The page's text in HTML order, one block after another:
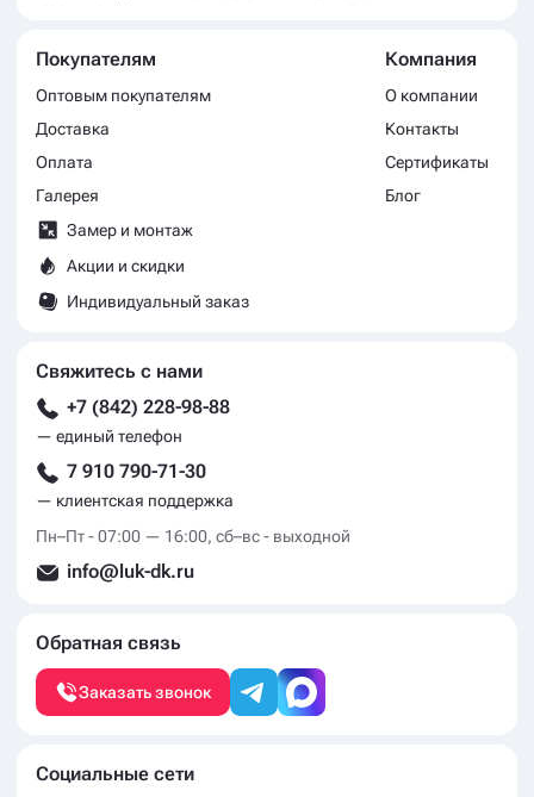
Покупателям
Оптовым покупателям
Доставка
Оплата
Галерея
Замер и монтаж
Акции и скидки
Индивидуальный заказ
Компания
О компании
Контакты
Сертификаты
Блог
Свяжитесь с нами
+7 (842) 228-98-88
— единый телефон
7 910 790-71-30
— клиентская поддержка
Пн–Пт - 07:00 — 16:00, сб–вс - выходной
info@luk-dk.ru
Обратная связь
Заказать звонок
Социальные сети